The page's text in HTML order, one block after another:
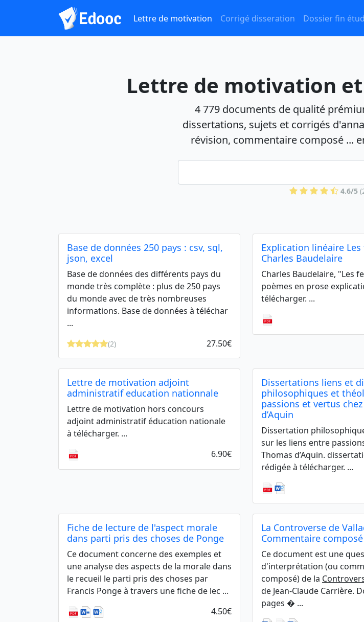
Lettre de motivation Corrigé disseration Dossier fin
Lettre de motivation
4 779 documents de qualité
dissertations, sujets et corrigés
révision, commentaire composé ...
4.6/5
Base de données 250 pays : csv, sql,
json, excel
Base de données des différents pays du
monde très complète : plus de 250 pays
du monde avec de très nombreuses
informations. Base de données à téléchar
...
27.50€
(2)
Explication linéaire
Charles Baudelaire
Charles Baudelaire, "Les
poèmes en prose
télécharger. ...
Lettre de motivation adjoint
administratif education nationnale
Lettre de motivation hors concours
adjoint administratif éducation nationale
à télécharger. ...
6.90€
Dissertations liens et
philosophiques et
passions et vertus
d’Aquin
Dissertation
sur les liens entre
Thomas d’Aquin.
rédigée à télécharger. ...
Fiche de lecture de l'aspect morale
dans parti pris des choses de Ponge
Ce document concerne des exemples et
une analyse des aspects de la morale dans
le recueil le parti pris des choses par
Francis Ponge à travers une fiche de lec ...
4.50€
La Controverse de
Commentaire composé
Ce document est une
d'interprétation (ou
composé) de la
de Jean-Claude Carrière.
pages � ...